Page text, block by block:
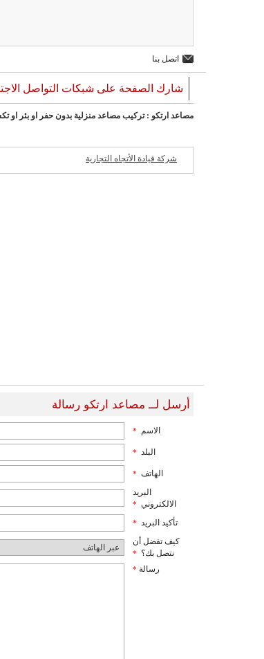
اتصل بنا
شارك الصفحة على شبكات التواصل
مصاعد ارتكو : تركيب مصاعد منزلية بدون حفر او بئر او
شركة قيادة الأتجاه التجارية
أرسل لــ مصاعد ارتكو رسالة
الاسم *
البلد *
الهاتف *
البريد
الالكتروني *
تأكيد البريد *
كيف تفضل أن
نتصل بك؟ *
رسالة *